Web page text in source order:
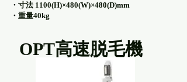
・寸法 1100(H)×480(W)×480(D)mm
・重量40kg
OPT高速脱毛機